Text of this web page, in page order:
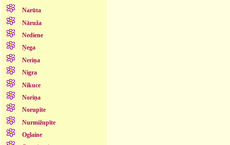
Narūta
Nāruža
Nediene
Ņega
Neriņa
Nigra
Nikuce
Noriņa
Norupīte
Nurmižupīte
Oglaine